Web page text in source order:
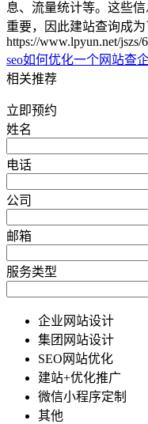
息、流量统计等。这些
重要，因此建站查询成
https://www.lpyun.net/jszs/
seo如何优化一个网站查
相关推荐
立即预约
姓名
电话
公司
邮箱
服务类型
企业网站设计
集团网站设计
SEO网站优化
建站+优化推广
微信小程序定制
其他